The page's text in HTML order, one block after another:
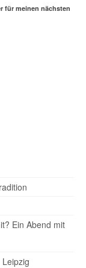
für meinen nächsten
Ein Abend mit